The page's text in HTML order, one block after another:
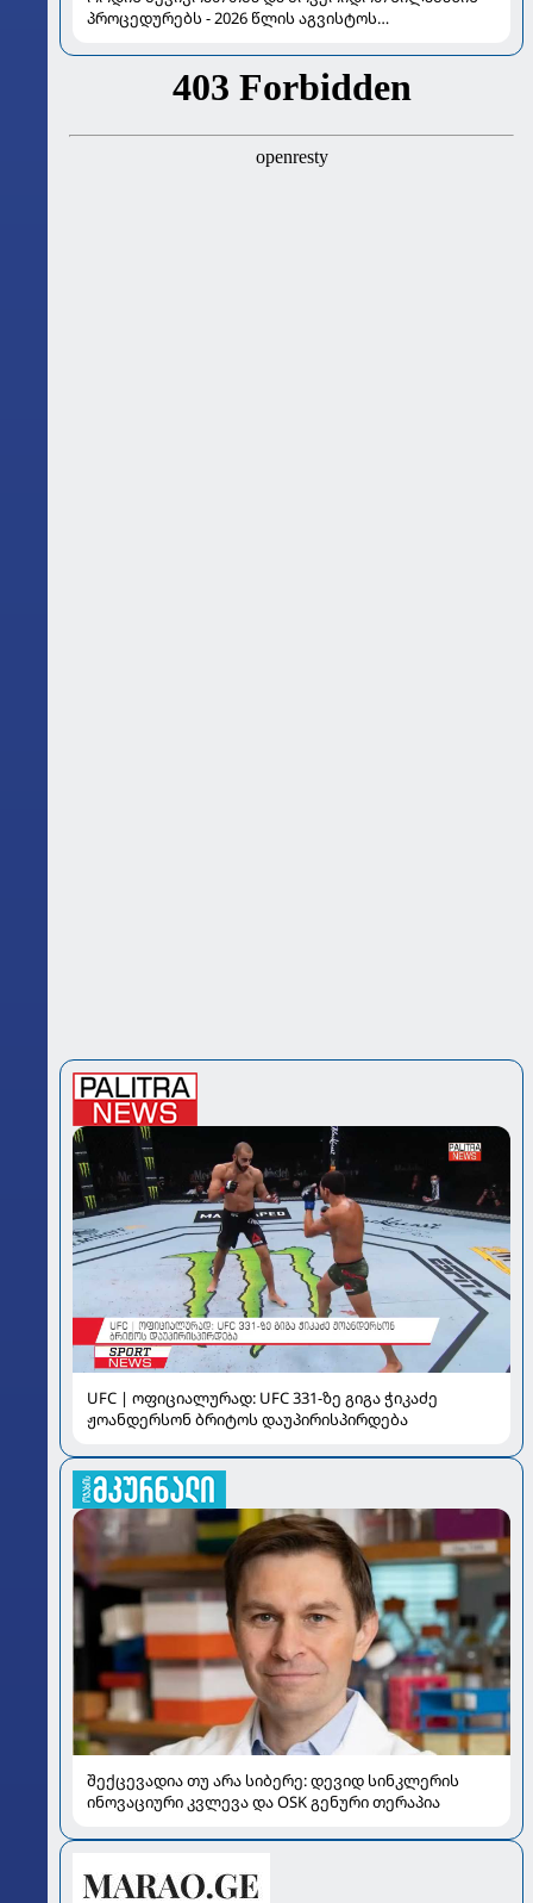
პროცედურებს - 2026 წლის აგვისტოს
UFC | ოფიციალურად: UFC 331-ზე გიგა ჭიკაძე
ჟოანდერსონ ბრიტოს დაუპირისპირდება
შექცევადია თუ არა სიბერე: დევიდ სინკლერის
ინოვაციური კვლევა და OSK გენური თერაპია